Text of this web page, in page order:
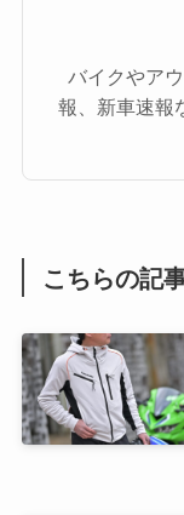
バイクやア
報、新車速報
こちらの記